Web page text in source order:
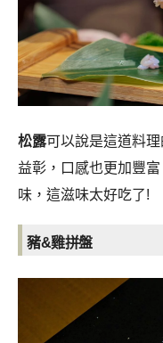
松露可以說是這道料
益彰，口感也更加豐
味，這滋味太好吃了!
豬&雞拼盤